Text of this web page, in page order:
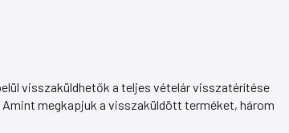
visszaküldhetők a teljes vételár visszatérítése
Amint megkapjuk a visszaküldött terméket, három